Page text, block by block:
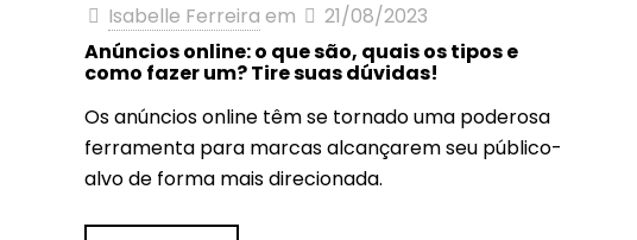
Isabelle Ferreira em
21/08/2023
Anúncios online: o que são, quais os tipos e
como fazer um? Tire suas dúvidas!
Os anúncios online têm se tornado uma poderosa
ferramenta para marcas alcançarem seu público-
alvo de forma mais direcionada.